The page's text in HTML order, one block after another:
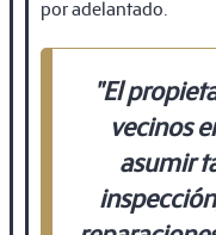
por adelantado.
"El
vecinos
asumir